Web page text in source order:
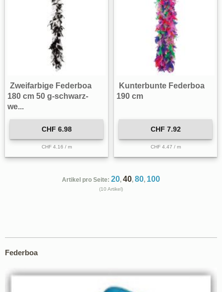
Zweifarbige Federboa
180 cm 50 g-schwarz-
we...
CHF 6.98
CHF 4.16 / m
Kunterbunte Federboa
190 cm
CHF 7.92
CHF 4.47 / m
Artikel pro Seite: 20, 40, 80, 100
(10 Artikel)
Federboa